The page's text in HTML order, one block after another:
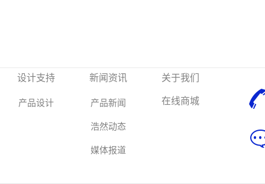
设计支持
产品设计
新闻资讯
产品新闻
浩然动态
媒体报道
关于我们
在线商城